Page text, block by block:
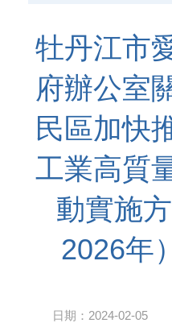
牡丹江市
府辦公室
民區加快
工業高質
動實施
2026年
日期： 2024-02-05